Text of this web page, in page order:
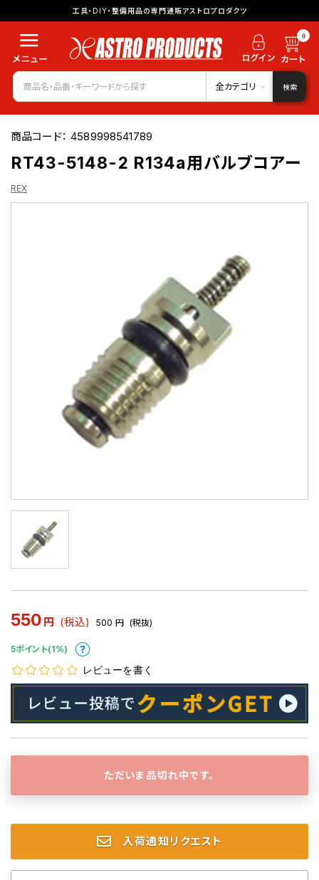
工具・DIY・整備用品の専門通販アストロプロダクツ
0
全カテゴリ 検索
商品コード：4589998541789
RT43-5148-2 R134a用バルブコアー
REX
550 円 (税込) 500 円 (税抜)
5ポイント(1%)
レビューを書く
ただいま品切れ中です。
入荷通知リクエスト